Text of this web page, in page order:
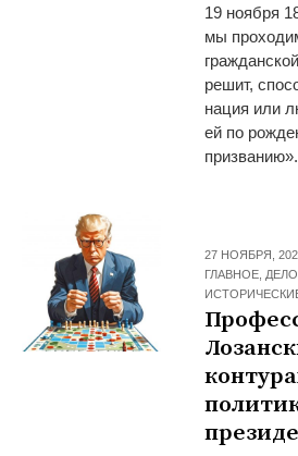
19 ноября
мы
решит,
нация или
ей по
27 НОЯБРЯ,
ГЛАВНОЕ